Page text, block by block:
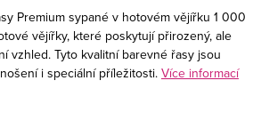
Premium sypané v hotovém vějířku 1 000
vějířky, které poskytují přirozený, ale
vzhled. Tyto kvalitní barevné řasy jsou
i speciální příležitosti. Více informací